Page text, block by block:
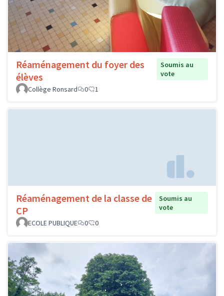
Réaménagement du foyer des
élèves
Soumis au
vote
Collège Ronsard
0 1
Réaménagement de la classe de
CP
Soumis au
vote
ECOLE PUBLIQUE
0 0